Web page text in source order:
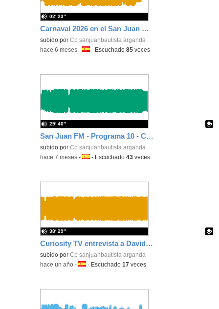
Carnaval 2026 en el San Juan Bautista
subido porCp sanjuanbautista arganda
02′ 23″
-hace 6 meses -Idioma:
- Escuchado85 veces
San Juan FM - Programa 10 - Curso 25/26
Contenido educativo.
subido porCp sanjuanbautista arganda
29′ 40″
-hace 7 meses -Idioma:
- Escuchado43 veces
Curiosity TV entrevista a David Martínez, Rayden - Contenido educativo
Contenido educativo.
subido porCp sanjuanbautista arganda
38′ 29″
-hace un año -Idioma:
- Escuchado17 veces